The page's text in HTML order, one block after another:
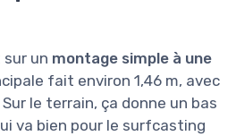
sur un montage simple à une
fait environ 1,46 m, avec
le terrain, ça donne un bas
va bien pour le surfcasting